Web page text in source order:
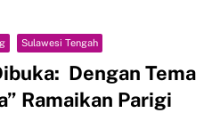
Sulawesi Tengah
Dengan Tema
Ramaikan Parigi